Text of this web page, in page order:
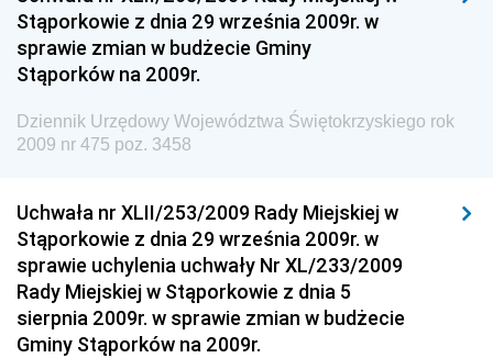
Dziennik Urzędowy Ministra Rozwoju i Finansów
Dziennik Urzędowy Wyższego Urzędu Górniczego
Dziennik Urzędowy Prezesa Urzędu Transportu
Kolejowego
Technologii
Dziennik Urzędowy Ministra Inwestycji i Rozwoju
Dziennik Urzędowy Naczelnego Dyrektora Archiwów
Państwowych
Dziennik Urzędowy Ministra Finansów, Inwestycji i
Stąporkowie z dnia 29 września 2009r. w
sprawie zmian w budżecie Gminy
Stąporków na 2009r.
Dziennik Urzędowy Województwa Świętokrzyskiego rok
2009 nr 475 poz. 3458
Uchwała nr XLII/253/2009 Rady Miejskiej w
Stąporkowie z dnia 29 września 2009r. w
sprawie uchylenia uchwały Nr XL/233/2009
Rady Miejskiej w Stąporkowie z dnia 5
sierpnia 2009r. w sprawie zmian w budżecie
Gminy Stąporków na 2009r.